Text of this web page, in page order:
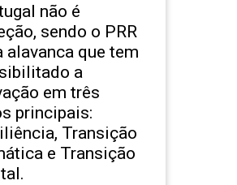
não é
sendo o PRR
alavanca que tem
a
em três
principais:
Transição
e Transição